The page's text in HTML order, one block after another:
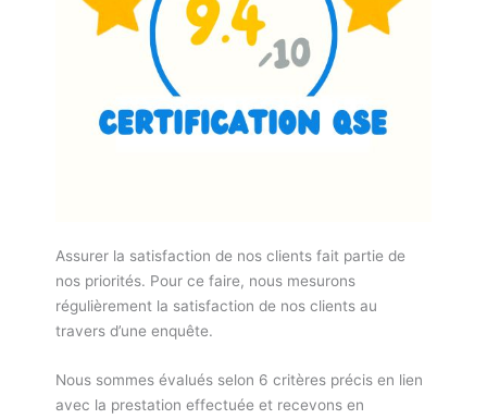
Assurer la satisfaction de nos clients fait partie de
nos priorités. Pour ce faire, nous mesurons
régulièrement la satisfaction de nos clients au
travers d’une enquête.
Nous sommes évalués selon 6 critères précis en lien
avec la prestation effectuée et recevons en